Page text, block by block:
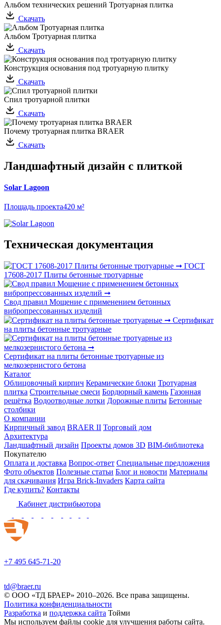
Альбом технических решений Тротуарная плитка
Скачать
Альбом Тротуарная плитка
Скачать
Конструкция основания под тротуарную плитку
Скачать
Спил тротуарной плитки
Скачать
Почему тротуарная плитка BRAER
Скачать
Ландшафтный дизайн с плиткой
Solar Lagoon
Площадь проекта420 м²
Техническая документация
ГОСТ
17608-2017 Плиты бетонные тротуарные
Свод правил Мощение с применением бетонных
вибропрессованных изделий
Сертификат
на плиты бетонные тротуарные
Сертификат на плиты бетонные тротуарные из
мелкозернистого бетона
Каталог
Облицовочный кирпич Керамические блоки Тротуарная
плитка Строительные смеси Бордюрный камень Газонная
решётка Водоотводные лотки Дорожные плиты Бетонные
столбики
О компании
Кирпичный завод BRAER II Торговый дом
Архитектура
Ландшафтный дизайн Проекты домов 3D BIM-библиотека
Покупателю
Оплата и доставка Вопрос-ответ Специальные предложения
Фото объектов Полезные статьи Блог и новости Материалы
для скачивания Игра Brick-Invaders Карта сайта
Где купить? Контакты
Кабинет дистрибьютора
+7 495 645-71-20
td@braer.ru
© OOO «ТД БРАЕР» 2010–2026. Все права защищены.
Политика конфиденциальности
Разработка и поддержка сайта Тойми
Мы используем файлы cookie для улучшения работы сайта.